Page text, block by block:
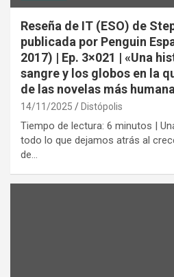
Reseña de IT (ESO) de
publicada por Penguin
2017) | Ep. 3×021 | «Una
sangre y los globos en la
de las novelas más
14/11/2025 Distópolis
Tiempo de lectura: 6 minutos |
todo lo que dejamos atrás al
de…